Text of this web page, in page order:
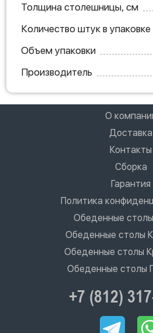
Толщина столешницы, см
Количество штук в упаковке
Объем упаковки
Производитель
О
Доставка
Контакты
Сборка
Гарантия
Политика
Обеденные
Обеденные столы
Обеденные столы
Обеденные столы
+7 (812)